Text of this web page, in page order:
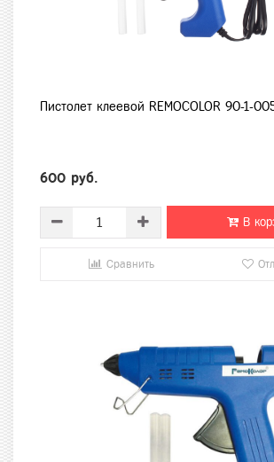
Пистолет клеевой REMOCOLOR 90-1-
600 руб.
В
Сравнить